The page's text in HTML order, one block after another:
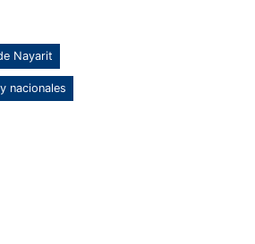
Nayarit
nacionales